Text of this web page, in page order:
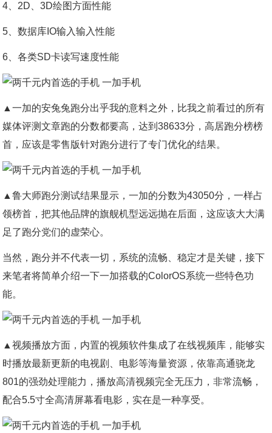
4、2D、3D绘图方面性能
5、数据库IO输入输入性能
6、各类SD卡读写速度性能
▲一加的安兔兔跑分出乎我的意料之外，比我之前看过的所有
媒体评测文章跑的分数都要高，达到38633分，高居跑分榜榜
首，应该是零售版针对跑分进行了专门优化的结果。
▲鲁大师跑分测试结果显示，一加的分数为43050分，一样占
领榜首，把其他品牌的旗舰机型远远抛在后面，这应该大大满
足了跑分党们的虚荣心。
当然，跑分并不代表一切，系统的流畅、稳定才是关键，接下
来笔者将简单介绍一下一加搭载的ColorOS系统一些特色功
能。
▲视频播放方面，内置的视频软件集成了在线视频库，能够实
时播放最新更新的电视剧、电影等海量资源，依靠高通骁龙
801的强劲处理能力，播放高清视频完全无压力，非常流畅，
配合5.5寸全高清屏幕看电影，实在是一种享受。